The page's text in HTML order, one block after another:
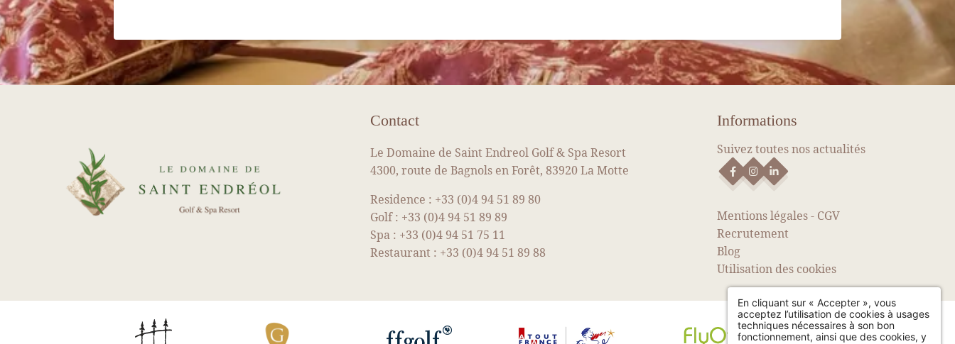
Contact
Le Domaine de Saint Endreol Golf & Spa Resort
4300, route de Bagnols en Forêt, 83920 La Motte
Residence : +33 (0)4 94 51 89 80
Golf : +33 (0)4 94 51 89 89
Spa : +33 (0)4 94 51 75 11
Restaurant : +33 (0)4 94 51 89 88
Informations
Suivez toutes nos actualités
Mentions légales- CGV
Recrutement
Blog
Utilisation des cookies
DÉCOUVRIR NOTRE BOUTIQUE
VOIR PLUS D'ACTUALITÉS
En cliquant sur « Accepter », vous
acceptez l’utilisation de cookies à usages
techniques nécessaires à son bon
fonctionnement, ainsi que des cookies, y